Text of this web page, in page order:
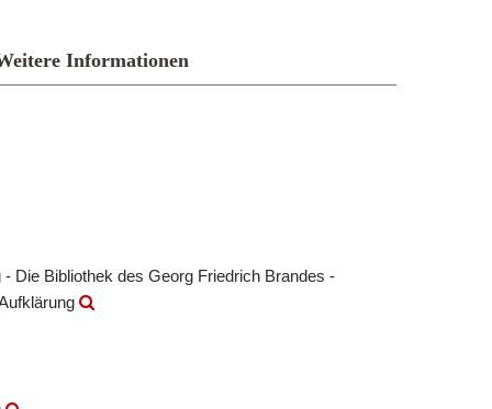
Informationen
Die Bibliothek des Georg Friedrich Brandes -